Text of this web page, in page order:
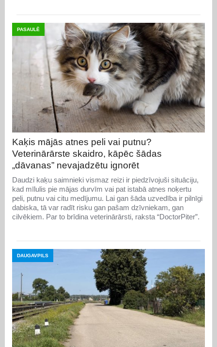
PASAULĒ
Kaķis mājās atnes peli vai putnu?
Veterinārārste skaidro, kāpēc šādas
„dāvanas” nevajadzētu ignorēt
Daudzi kaķu saimnieki vismaz reizi ir piedzīvojuši situāciju,
kad mīlulis pie mājas durvīm vai pat istabā atnes noķertu
peli, putnu vai citu medījumu. Lai gan šāda uzvedība ir pilnīgi
dabiska, tā var radīt risku gan pašam dzīvniekam, gan
cilvēkiem. Par to brīdina veterinārārsti, raksta “DoctorPiter”.
DAUGAVPILS